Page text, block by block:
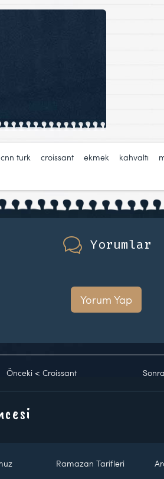
cnn turk croissant ekmek kahvaltı
Yorumlar
Yorum Yap
Önceki < Croissant
Ramazan Tarifleri